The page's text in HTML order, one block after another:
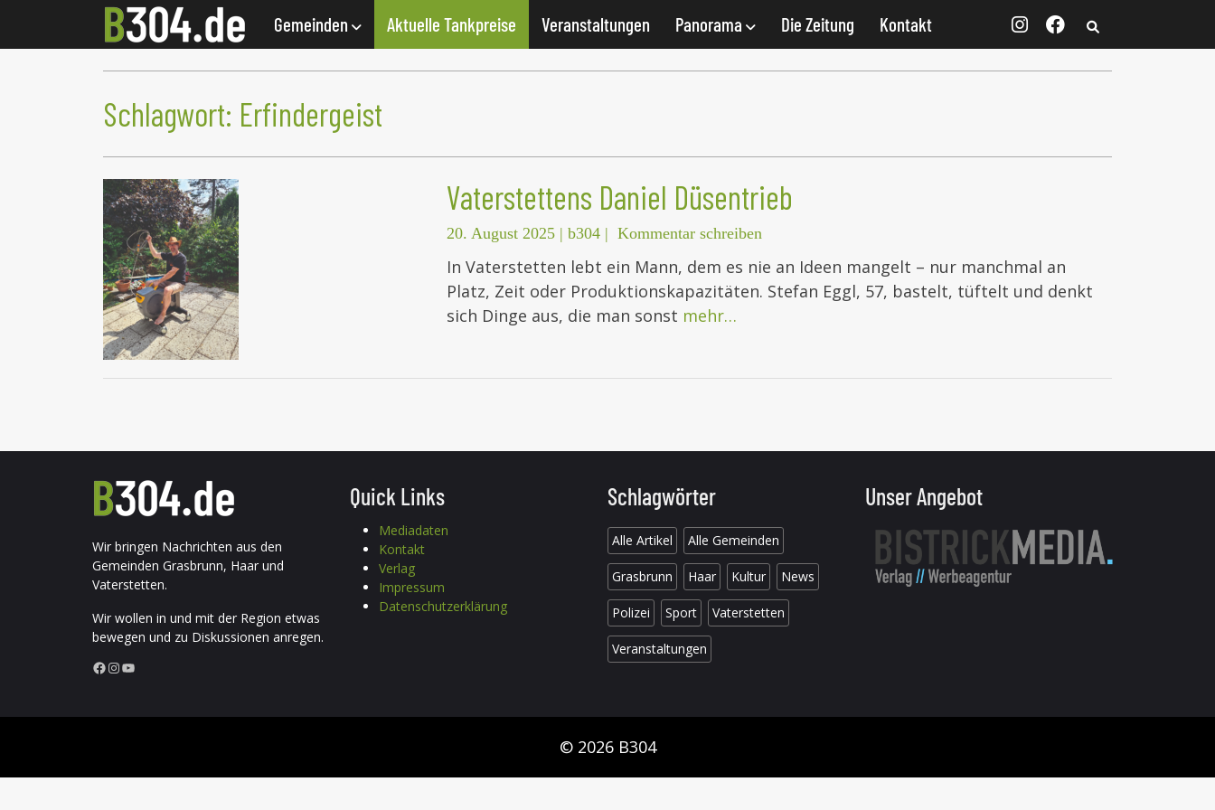
Gemeinden Aktuelle Tankpreise Veranstaltungen Panorama Die Zeitung Kontakt
Schlagwort: Erfindergeist
Vaterstettens Daniel Düsentrieb
20. August 2025 | b304 | Kommentar schreiben
In Vaterstetten lebt ein Mann, dem es nie an Ideen mangelt – nur manchmal an
Platz, Zeit oder Produktionskapazitäten. Stefan Eggl, 57, bastelt, tüftelt und denkt
sich Dinge aus, die man sonst mehr…
Wir bringen Nachrichten aus den
Gemeinden Grasbrunn, Haar und
Vaterstetten.
Wir wollen in und mit der Region etwas
bewegen und zu Diskussionen anregen.
Facebook InstagramYouTube
Quick Links
Mediadaten
Kontakt
Verlag
Impressum
Datenschutzerklärung
Schlagwörter
Alle Artikel Alle Gemeinden
Grasbrunn Haar Kultur News
Polizei Sport Vaterstetten
Veranstaltungen
Unser Angebot
© 2026 B304